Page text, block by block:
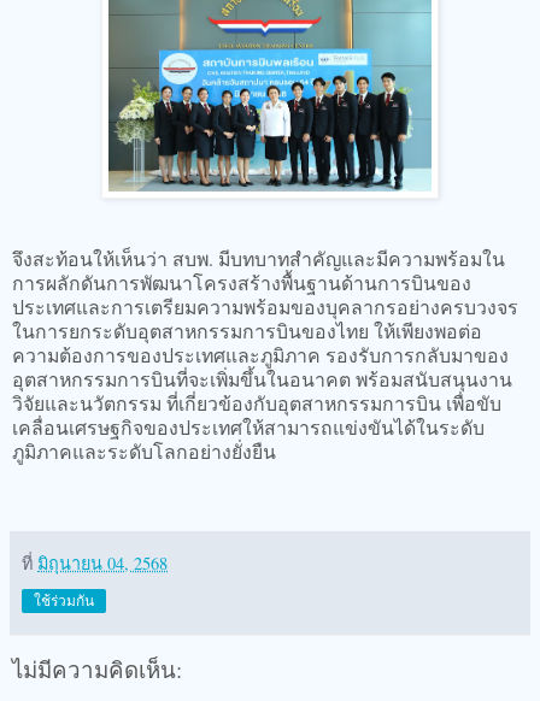
จึงสะท้อนให้เห็นว่า สบพ. มีบทบาทสำคัญและมีความพร้อมใน
การผลักดันการพัฒนาโครงสร้างพื้นฐานด้านการบินของ
ประเทศและการเตรียมความพร้อมของบุคลากรอย่างครบวงจร
ในการยกระดับอุตสาหกรรมการบินของไทย ให้เพียงพอต่อ
ความต้องการของประเทศและภูมิภาค รองรับการกลับมาของ
อุตสาหกรรมการบินที่จะเพิ่มขึ้นในอนาคต พร้อมสนับสนุนงาน
วิจัยและนวัตกรรม ที่เกี่ยวข้องกับอุตสาหกรรมการบิน เพื่อขับ
เคลื่อนเศรษฐกิจของประเทศให้สามารถแข่งขันได้ในระดับ
ภูมิภาคและระดับโลกอย่างยั่งยืน
ที่ มิถุนายน 04, 2568
ใช้ร่วมกัน
ไม่มีความคิดเห็น: